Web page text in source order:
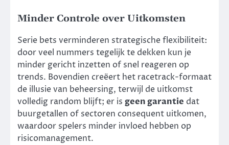
Minder Controle over Uitkomsten
Serie bets verminderen strategische flexibiliteit:
door veel nummers tegelijk te dekken kun je
minder gericht inzetten of snel reageren op
trends. Bovendien creëert het racetrack-formaat
de illusie van beheersing, terwijl de uitkomst
volledig random blijft; er is geen garantie dat
buurgetallen of sectoren consequent uitkomen,
waardoor spelers minder invloed hebben op
risicomanagement.